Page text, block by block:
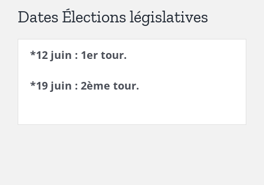
Dates Élections législatives
*12 juin : 1er tour.
*19 juin : 2ème tour.